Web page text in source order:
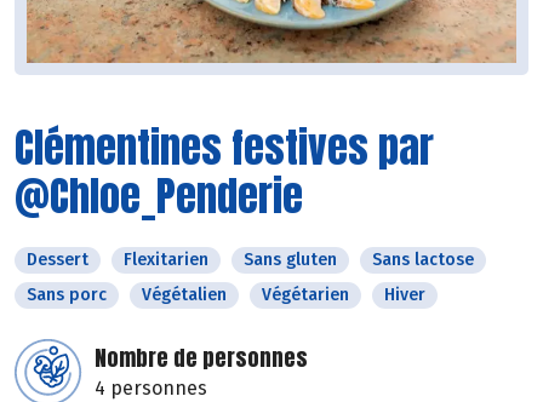
Clémentines festives par
@Chloe_Penderie
Dessert Flexitarien Sans gluten
Sans lactose
Sans porc
Végétalien Végétarien Hiver
Nombre de personnes
4 personnes